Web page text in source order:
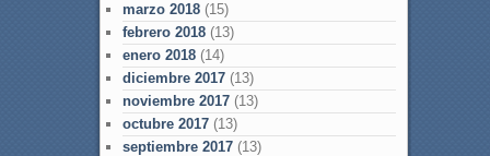
marzo 2018(15)
febrero 2018(13)
enero 2018(14)
diciembre 2017(13)
noviembre 2017(13)
octubre 2017(13)
septiembre 2017(13)